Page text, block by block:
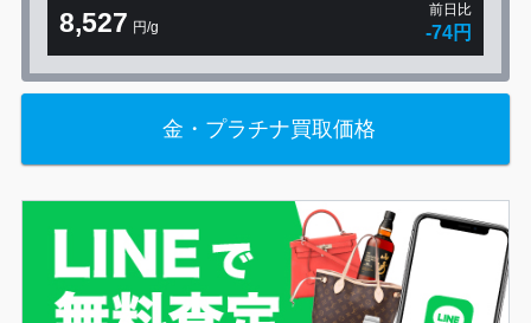
8,527 円/g
前日比
-74円
金・プラチナ買取価格